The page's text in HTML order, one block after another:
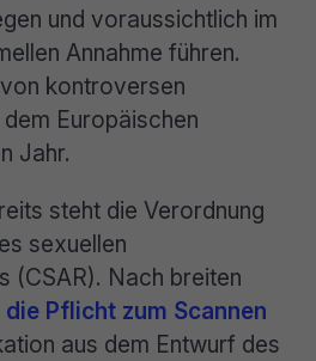
und voraussichtlich im
Annahme führen.
kontroversen
Europäischen
Jahr.
steht die Verordnung
sexuellen
(CSAR). Nach breiten
die Pflicht zum Scannen
aus dem Entwurf des